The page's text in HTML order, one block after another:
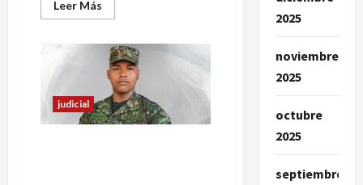
Leer Más
más
Estos
son
los
militares
desaparecidos
en
Cumbitara
judicial
2025
noviembre
2025
octubre
2025
septiembre